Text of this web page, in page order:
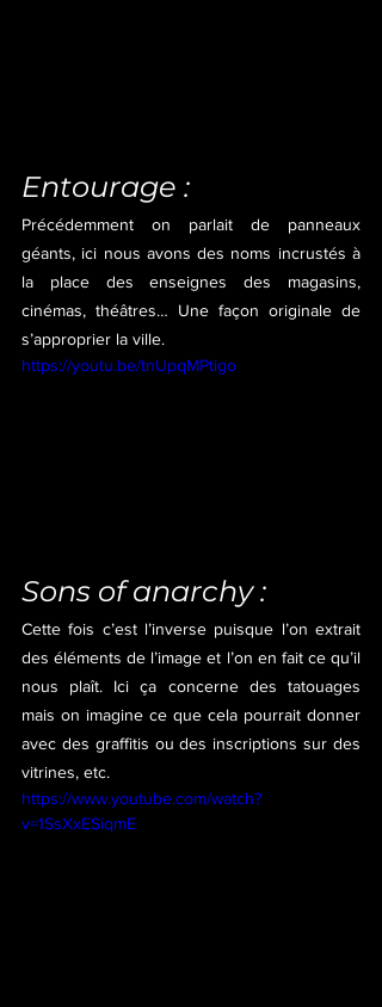
Entourage :
Précédemment on parlait de panneaux
géants, ici nous avons des noms incrustés à
la place des enseignes des magasins,
cinémas, théâtres… Une façon originale de
s’approprier la ville.
https://youtu.be/tnUpqMPtigo
Sons of anarchy :
Cette fois c’est l’inverse puisque l’on extrait
des éléments de l’image et l’on en fait ce qu’il
nous plaît. Ici ça concerne des tatouages
mais on imagine ce que cela pourrait donner
avec des graffitis ou des inscriptions sur des
vitrines, etc.
https://www.youtube.com/watch?
v=1SsXxESiqmE